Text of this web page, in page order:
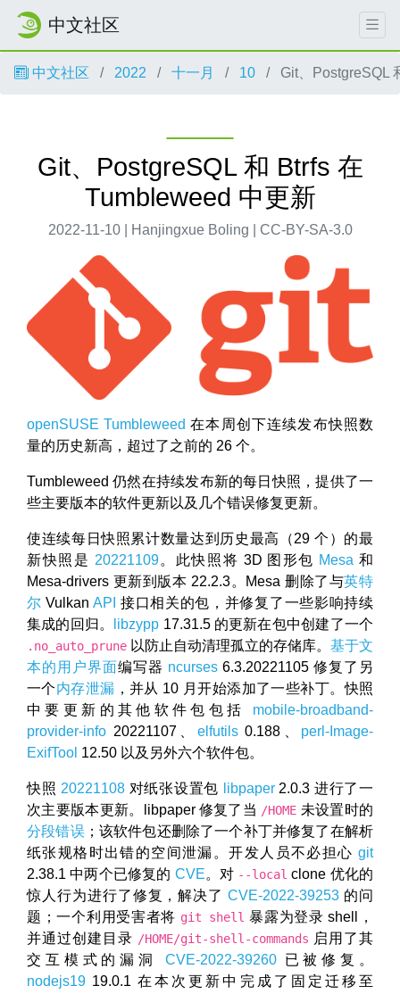
中文社区
中文社区 2022 十一月 10 Git、PostgreSQL
Git、PostgreSQL 和 Btrfs 在
Tumbleweed 中更新
2022-11-10 | Hanjingxue Boling | CC-BY-SA-3.0
openSUSE Tumbleweed 在本周创下连续发布快照数
量的历史新高，超过了之前的 26 个。
Tumbleweed 仍然在持续发布新的每日快照，提供了一
些主要版本的软件更新以及几个错误修复更新。
使连续每日快照累计数量达到历史最高（29 个）的最
新快照是 20221109。此快照将 3D 图形包 Mesa 和
Mesa-drivers 更新到版本 22.2.3。Mesa 删除了与英特
尔 VulkanAPI 接口相关的包，并修复了一些影响持续
集成的回归。
libzypp 17.31.5 的更新在包中创建了一个
.no_auto_prune 以防止自动清理孤立的存储库。 基于文
本的用户界面编写器 ncurses 6.3.20221105 修复了另
一个内存泄漏 ，并从 10 月开始添加了一些补丁。快照
中要更新的其他软件包包括 mobile-broadband-
provider-info 20221107、 elfutils0.188、 perl-Image-
ExifTool 12.50 以及另外六个软件包。
快照 20221108 对纸张设置包 libpaper2.0.3 进行了一
次主要版本更新。libpaper 修复了当 /HOME 未设置时的
分段错误；该软件包还删除了一个补丁并修复了在解析
纸张规格时出错的空间泄漏。开发人员不必担心 git
2.38.1 中两个已修复的 CVE。对 --local clone 优化的
惊人行为进行了修复，解决了CVE-2022-39253 的问
题；一个利用受害者将 git shell 暴露为登录 shell，
并通过创建目录 /HOME/git-shell-commands 启用了其
交互模式的漏洞 CVE-2022-39260已被修复。
nodejs19 19.0.1 在本次更新中完成了固定迁移至